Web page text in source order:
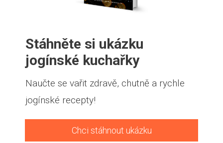
Stáhněte si ukázku
jogínské kuchařky
Naučte se vařit zdravě, chutně a rychle
jogínské recepty!
Chci stáhnout ukázku